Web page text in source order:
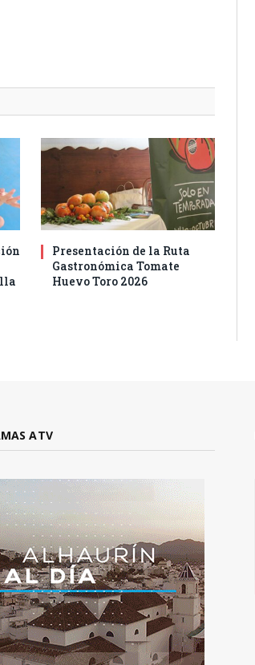
Presentación de la Ruta
Gastronómica Tomate
Huevo Toro 2026
ATV